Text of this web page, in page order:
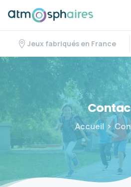
Jeux fabriqués en France
Accueil